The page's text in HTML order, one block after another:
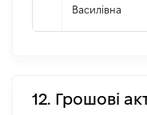
Василівна
12. Грошові